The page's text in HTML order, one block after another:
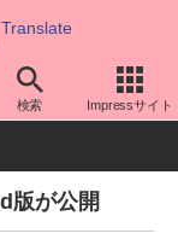
Translate
検索 Impressサイト
版が公開